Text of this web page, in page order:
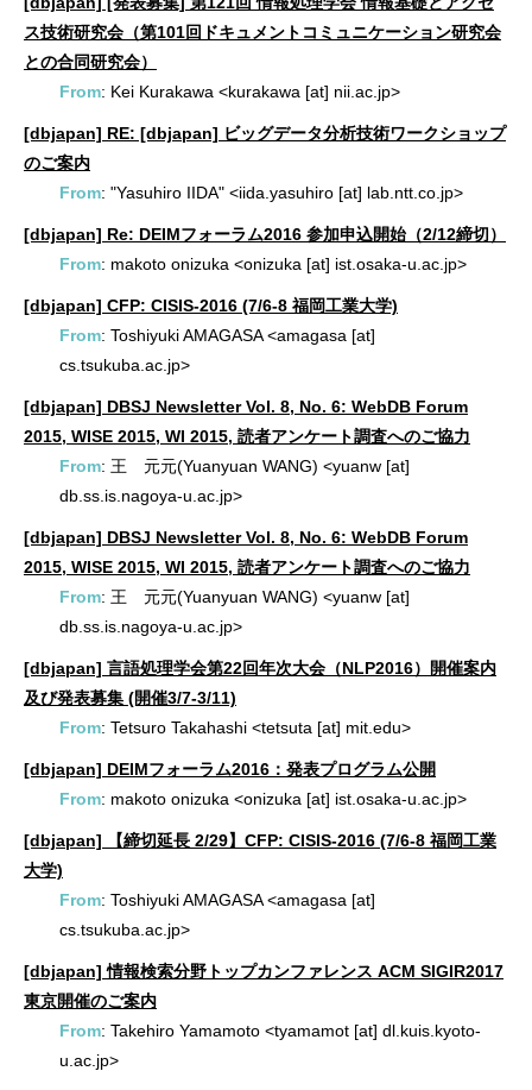
ス技術研究会（第101回ドキュメントコミュニケーション研究会
との合同研究会）
From: Kei Kurakawa <kurakawa [at] nii.ac.jp>
[dbjapan] RE: [dbjapan] ビッグデータ分析技術ワークショップ
のご案内
From: "Yasuhiro IIDA" <iida.yasuhiro [at] lab.ntt.co.jp>
[dbjapan] Re: DEIMフォーラム2016 参加申込開始（2/12締切）
From: makoto onizuka <onizuka [at] ist.osaka-u.ac.jp>
[dbjapan] CFP: CISIS-2016 (7/6-8 福岡工業大学)
From: Toshiyuki AMAGASA <amagasa [at]
cs.tsukuba.ac.jp>
[dbjapan] DBSJ Newsletter Vol. 8, No. 6: WebDB Forum
2015, WISE 2015, WI 2015, 読者アンケート調査へのご協力
From: 王 元元(Yuanyuan WANG) <yuanw [at]
db.ss.is.nagoya-u.ac.jp>
[dbjapan] DBSJ Newsletter Vol. 8, No. 6: WebDB Forum
2015, WISE 2015, WI 2015, 読者アンケート調査へのご協力
From: 王 元元(Yuanyuan WANG) <yuanw [at]
db.ss.is.nagoya-u.ac.jp>
[dbjapan] 言語処理学会第22回年次大会（NLP2016）開催案内
及び発表募集 (開催3/7-3/11)
From: Tetsuro Takahashi <tetsuta [at] mit.edu>
[dbjapan] DEIMフォーラム2016：発表プログラム公開
From: makoto onizuka <onizuka [at] ist.osaka-u.ac.jp>
[dbjapan] 【締切延長 2/29】CFP: CISIS-2016 (7/6-8 福岡工業
大学)
From: Toshiyuki AMAGASA <amagasa [at]
cs.tsukuba.ac.jp>
[dbjapan] 情報検索分野トップカンファレンス ACM SIGIR2017
東京開催のご案内
From: Takehiro Yamamoto <tyamamot [at] dl.kuis.kyoto-
u.ac.jp>